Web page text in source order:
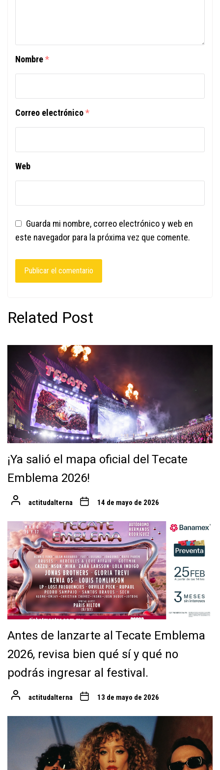
Nombre*
Correo electrónico*
Web
Guarda mi nombre, correo electrónico y web en
este navegador para la próxima vez que comente.
Related Post
¡Ya salió el mapa oficial del Tecate
Emblema 2026!
actitudalterna 14 de mayo de 2026
Antes de lanzarte al Tecate Emblema
2026, revisa bien qué sí y qué no
podrás ingresar al festival.
actitudalterna 13 de mayo de 2026